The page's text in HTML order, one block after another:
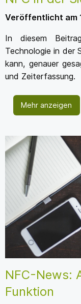
Veröffentlicht am
In diesem
Technologie in der
kann, genauer
und Zeiterfassung.
Mehr anzeigen
NFC-News:
Funktion